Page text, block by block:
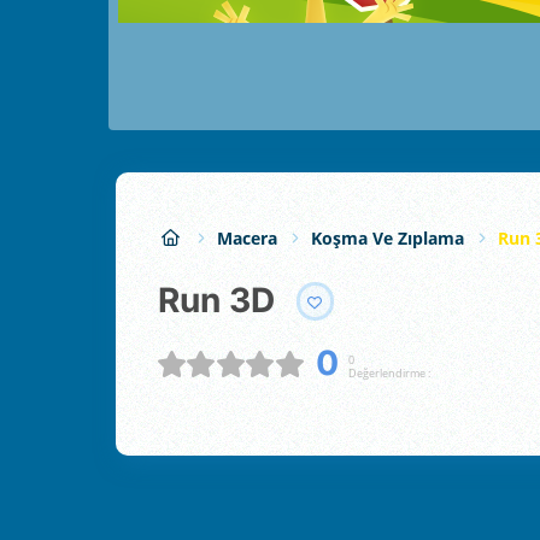
Macera Koşma Ve Zıplama Run
Run 3D
0
0
Değerlendirme :